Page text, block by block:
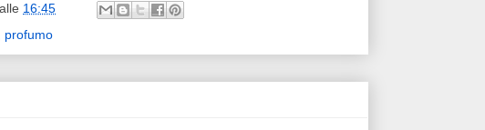
alle 16:45
profumo